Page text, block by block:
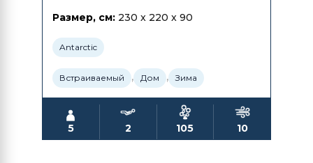
Размер, см: 230 x 220 x 90
Antarctic
Встраиваемый , Дом , Зима
5 2 105 10